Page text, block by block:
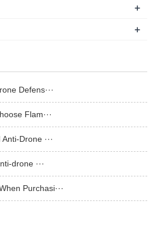
+
+
Defens···
Flam···
Drone ···
drone ···
Purchasi···